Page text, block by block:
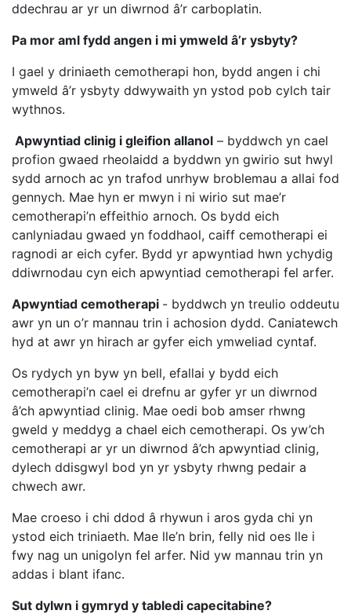
ddechrau ar yr un diwrnod â’r carboplatin.
Pa mor aml fydd angen i mi ymweld â’r ysbyty?
I gael y driniaeth cemotherapi hon, bydd angen i chi
ymweld â’r ysbyty ddwywaith yn ystod pob cylch tair
wythnos.
Apwyntiad clinig i gleifion allanol – byddwch yn cael
profion gwaed rheolaidd a byddwn yn gwirio sut hwyl
sydd arnoch ac yn trafod unrhyw broblemau a allai fod
gennych. Mae hyn er mwyn i ni wirio sut mae’r
cemotherapi’n effeithio arnoch. Os bydd eich
canlyniadau gwaed yn foddhaol, caiff cemotherapi ei
ragnodi ar eich cyfer. Bydd yr apwyntiad hwn ychydig
ddiwrnodau cyn eich apwyntiad cemotherapi fel arfer.
Apwyntiad cemotherapi - byddwch yn treulio oddeutu
awr yn un o’r mannau trin i achosion dydd. Caniatewch
hyd at awr yn hirach ar gyfer eich ymweliad cyntaf.
Os rydych yn byw yn bell, efallai y bydd eich
cemotherapi’n cael ei drefnu ar gyfer yr un diwrnod
â’ch apwyntiad clinig. Mae oedi bob amser rhwng
gweld y meddyg a chael eich cemotherapi. Os yw’ch
cemotherapi ar yr un diwrnod â’ch apwyntiad clinig,
dylech ddisgwyl bod yn yr ysbyty rhwng pedair a
chwech awr.
Mae croeso i chi ddod â rhywun i aros gyda chi yn
ystod eich triniaeth. Mae lle’n brin, felly nid oes lle i
fwy nag un unigolyn fel arfer. Nid yw mannau trin yn
addas i blant ifanc.
Sut dylwn i gymryd y tabledi capecitabine?